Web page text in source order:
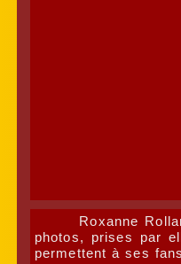
Roxanne
photos, prises par
permettent à ses